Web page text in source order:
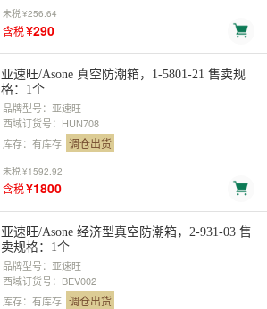
未税¥256.64
含税¥290
亚速旺/Asone 真空防潮箱，1-5801-21 售卖规
格：1个
品牌型号：亚速旺
西域订货号：HUN708
库存：有库存 调仓出货
未税¥1592.92
含税¥1800
亚速旺/Asone 经济型真空防潮箱，2-931-03 售
卖规格：1个
品牌型号：亚速旺
西域订货号：BEV002
库存：有库存 调仓出货